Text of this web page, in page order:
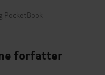
PocketBook
forfatter